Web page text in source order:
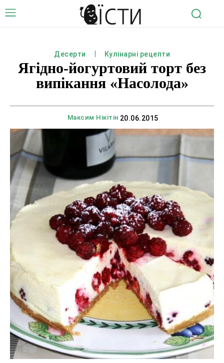
Десерти Кулінарні рецепти
Ягідно-йогуртовий торт без
випікання «Насолода»
Максим Нікітін 20.06.2015